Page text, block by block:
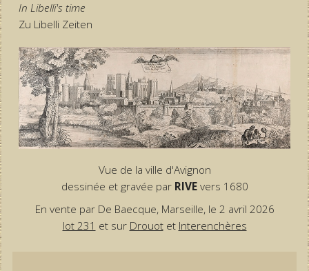
In Libelli's time
Zu Libelli Zeiten
Vue de la ville d'Avignon
dessinée et gravée par RIVEvers 1680
En vente par De Baecque, Marseille, le 2 avril 2026
lot 231 et sur Drouotet Interenchères